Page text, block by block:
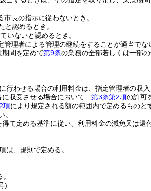
長の指示に従わないとき。
と認めるとき。
いないと認めるとき。
管理者による管理の継続をすることが適当でな
間を定めて第9条の業務の全部若しくは一部
行わせる場合の利用料金は、指定管理者の収入
収受させる場合において、 第3条第2項の許可
項により規定される額の範囲内で定めるものと
。
て定める基準に従い、利用料金の減免又は還
は、規則で定める。
)